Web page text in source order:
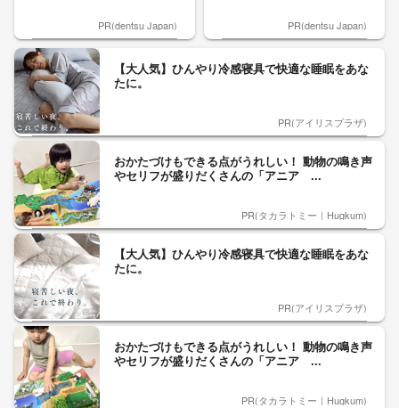
PR(dentsu Japan) PR(dentsu Japan)
【大人気】ひんやり冷感寝具で快適な睡眠をあな
たに。
PR(アイリスプラザ)
おかたづけもできる点がうれしい！ 動物の鳴き声
やセリフが盛りだくさんの「アニア ...
PR(タカラトミー｜Hugkum)
【大人気】ひんやり冷感寝具で快適な睡眠をあな
たに。
PR(アイリスプラザ)
おかたづけもできる点がうれしい！ 動物の鳴き声
やセリフが盛りだくさんの「アニア ...
PR(タカラトミー｜Hugkum)